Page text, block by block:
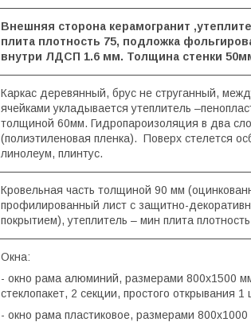
Внешняя сторона керамогранит
плита плотность 75, подложка
внутри ЛДСП 1.6 мм. Толщина стенки
Каркас деревянный, брус не струганный,
ячейками укладывается утеплитель
толщиной 60мм. Гидропароизоляция в два
(полиэтиленовая пленка). Поверх стелется
линолеум, плинтус.
Кровельная часть толщиной 90 мм
профилированный лист с защитно-
покрытием), утеплитель – мин плита
Окна:
- окно рама алюминий, размерами 800х1500
стеклопакет, 2 секции, простого открывания 1
- окно рама пластиковое, размерами 800х1000